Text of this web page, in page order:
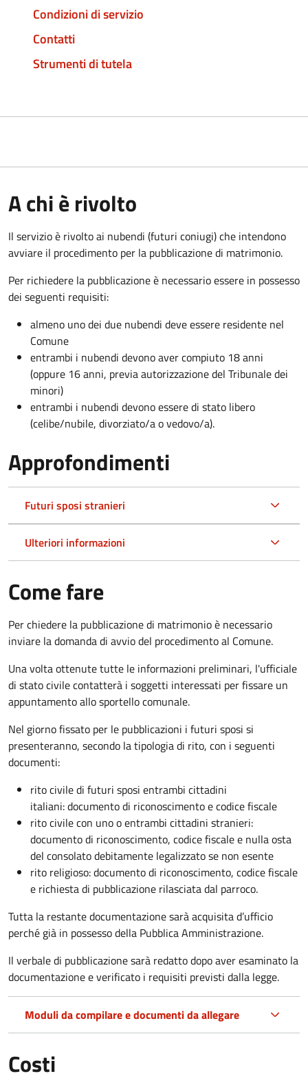
Condizioni di servizio
Contatti
Strumenti di tutela
A chi è rivolto
Il servizio è rivolto ai nubendi (futuri coniugi) che intendono
avviare il procedimento per la pubblicazione di matrimonio.
Per richiedere la pubblicazione è necessario essere in possesso
dei seguenti requisiti:
almeno uno dei due nubendi deve essere residente nel
Comune
entrambi i nubendi devono aver compiuto 18 anni
(oppure 16 anni, previa autorizzazione del Tribunale dei
minori)
entrambi i nubendi devono essere di stato libero
(celibe/nubile, divorziato/a o vedovo/a).
Approfondimenti
Futuri sposi stranieri
Ulteriori informazioni
Come fare
Per chiedere la pubblicazione di matrimonio è necessario
inviare la domanda di avvio del procedimento al Comune.
Una volta ottenute tutte le informazioni preliminari, l'ufficiale
di stato civile contatterà i soggetti interessati per fissare un
appuntamento allo sportello comunale.
Nel giorno fissato per le pubblicazioni i futuri sposi si
presenteranno, secondo la tipologia di rito, con i seguenti
documenti:
rito civile di futuri sposi entrambi cittadini
italiani: documento di riconoscimento e codice fiscale
rito civile con uno o entrambi cittadini stranieri:
documento di riconoscimento, codice fiscale e nulla osta
del consolato debitamente legalizzato se non esente
rito religioso: documento di riconoscimento, codice fiscale
e richiesta di pubblicazione rilasciata dal parroco.
Tutta la restante documentazione sarà acquisita d’ufficio
perché già in possesso della Pubblica Amministrazione.
Il verbale di pubblicazione sarà redatto dopo aver esaminato la
documentazione e verificato i requisiti previsti dalla legge.
Moduli da compilare e documenti da allegare
Costi